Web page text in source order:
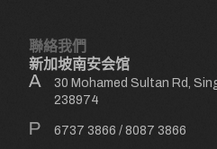
聯絡我們
新加坡南安会馆
30 Mohamed Sultan Rd,
238974
6737 3866 / 8087 3866